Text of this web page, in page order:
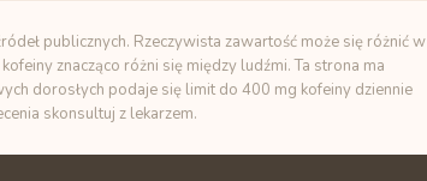
publicznych. Rzeczywista zawartość może się różnić w
znacząco różni się między ludźmi. Ta strona ma
dorosłych podaje się limit do 400 mg kofeiny dziennie
skonsultuj z lekarzem.